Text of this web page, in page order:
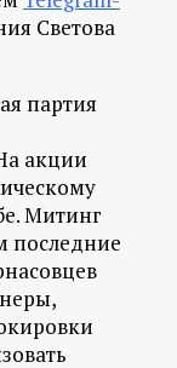
Светова
партия
акции
Митинг
последние